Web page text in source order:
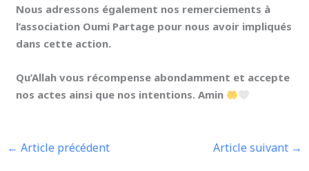
Nous adressons également nos remerciements à
l’association Oumi Partage pour nous avoir impliqués
dans cette action.
Qu’Allah vous récompense abondamment et accepte
nos actes ainsi que nos intentions. Amin
← Article précédent Article suivant →